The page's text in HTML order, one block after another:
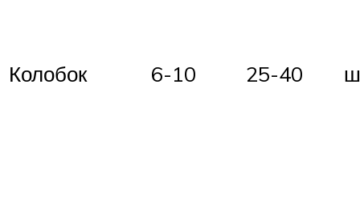
Колобок 6-10 25-40